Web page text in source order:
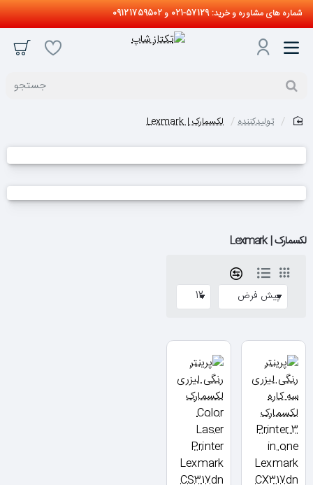
شماره های مشاوره و خرید: 57129-021 و 09121759502
جستجو
تولیدکننده لکسمارک | Lexmark
لکسمارک | Lexmark